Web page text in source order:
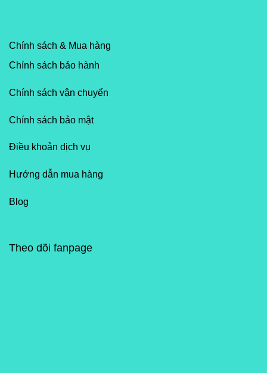
Chính sách & Mua hàng
Chính sách bảo hành
Chính sách vận chuyển
Chính sách bảo mật
Điều khoản dịch vụ
Hướng dẫn mua hàng
Blog
Theo dõi fanpage